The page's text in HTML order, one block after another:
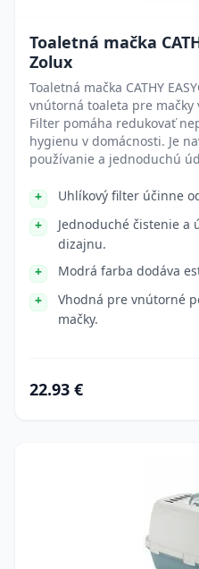
Toaletná mačka
Zolux
Toaletná mačka CATHY
vnútorná toaleta pre
Filter pomáha redukovať
hygienu v domácnosti. Je
používanie a jednoduchú
Uhlíkový filter účinne
Jednoduché čistenie a
dizajnu.
Modrá farba dodáva
Vhodná pre vnútorné
mačky.
22.93 €